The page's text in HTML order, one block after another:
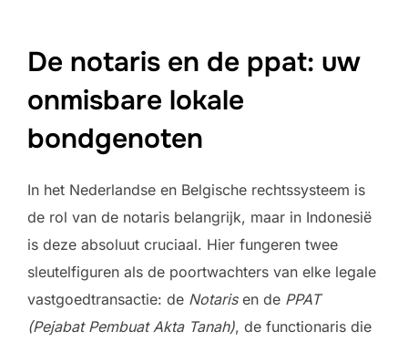
De notaris en de ppat: uw
onmisbare lokale
bondgenoten
In het Nederlandse en Belgische rechtssysteem is
de rol van de notaris belangrijk, maar in Indonesië
is deze absoluut cruciaal. Hier fungeren twee
sleutelfiguren als de poortwachters van elke legale
vastgoedtransactie: de Notarisen de PPAT
(Pejabat Pembuat Akta Tanah), de functionaris die